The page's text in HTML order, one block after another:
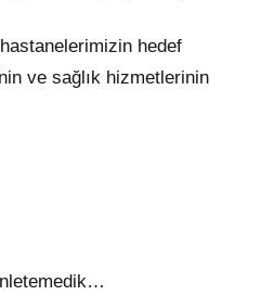
hedef
ve sağlık hizmetlerinin